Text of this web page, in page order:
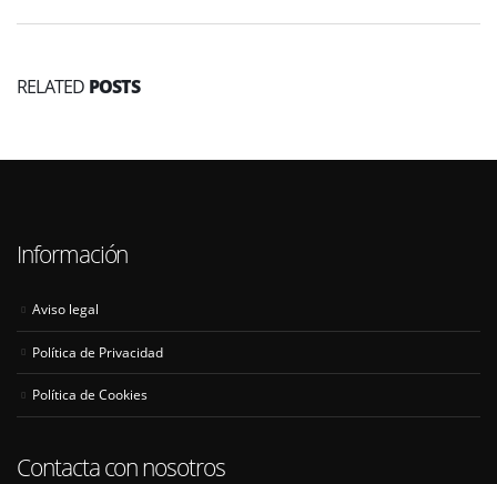
RELATED POSTS
Información
Aviso legal
Política de Privacidad
Política de Cookies
Contacta con nosotros